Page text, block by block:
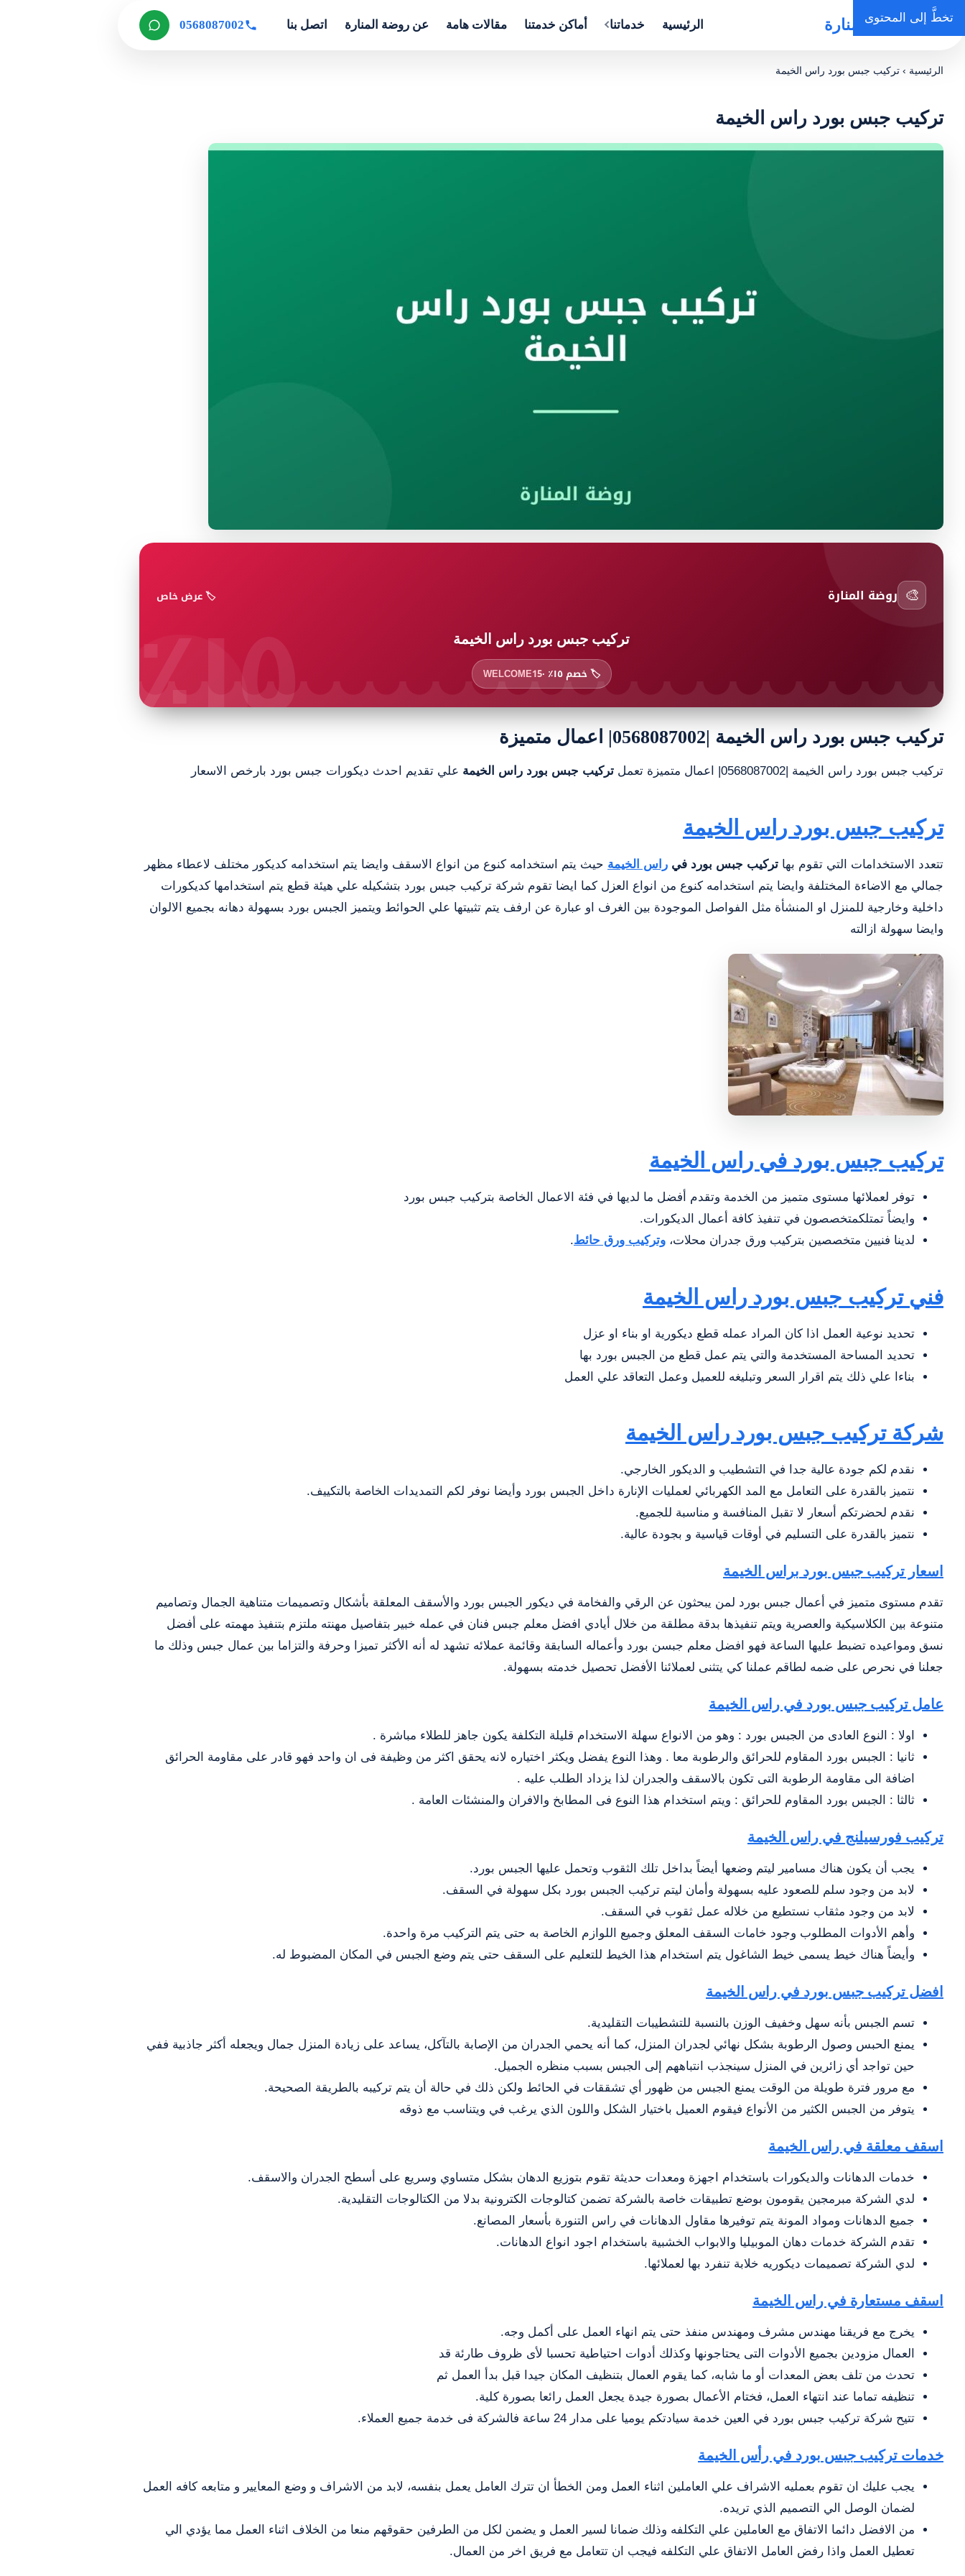
تخطَّ إلى المحتوى
روضة المنارة الرئيسية خدماتنا أماكن خدمتنا مقالات هامة عن روضة المنارة اتصل بنا 0568087002
الرئيسية › تركيب جبس بورد راس الخيمة
تركيب جبس بورد راس الخيمة
١٥٪ 🎨 روضة المنارة 🏷️ عرض خاص
تركيب جبس بورد راس الخيمة
🏷️ خصم ١٥٪ · WELCOME15
تركيب جبس بورد راس الخيمة |0568087002| اعمال متميزة
تركيب جبس بورد راس الخيمة |0568087002| اعمال متميزة تعمل تركيب جبس بورد راس الخيمة علي تقديم احدث ديكورات جبس بورد بارخص الاسعار
تركيب جبس بورد راس الخيمة
تتعدد الاستخدامات التي تقوم بها تركيب جبس بورد في راس الخيمة حيث يتم استخدامه كنوع من انواع الاسقف وايضا يتم استخدامه كديكور مختلف لاعطاء مظهر
جمالي مع الاضاءة المختلفة وايضا يتم استخدامه كنوع من انواع العزل كما ايضا تقوم شركة تركيب جبس بورد بتشكيله علي هيئة قطع يتم استخدامها كديكورات
داخلية وخارجية للمنزل او المنشأة مثل الفواصل الموجودة بين الغرف او عبارة عن ارفف يتم تثبيتها علي الحوائط ويتميز الجبس بورد بسهولة دهانه بجميع الالوان
وايضا سهولة ازالته
تركيب جبس بورد في راس الخيمة
توفر لعملائها مستوى متميز من الخدمة وتقدم أفضل ما لديها في فئة الاعمال الخاصة بتركيب جبس بورد
وايضاً تمتلكمتخصصون في تنفيذ كافة أعمال الديكورات.
لدينا فنيين متخصصين بتركيب ورق جدران محلات، وتركيب ورق حائط.
فنيتركيب جبس بورد راس الخيمة
تحديد نوعية العمل اذا كان المراد عمله قطع ديكورية او بناء او عزل
تحديد المساحة المستخدمة والتي يتم عمل قطع من الجبس بورد بها
بناءا علي ذلك يتم اقرار السعر وتبليغه للعميل وعمل التعاقد علي العمل
شركة تركيب جبس بورد راس الخيمة
نقدم لكم جودة عالية جدا في التشطيب و الديكور الخارجي.
نتميز بالقدرة على التعامل مع المد الكهربائي لعمليات الإنارة داخل الجبس بورد وأيضا نوفر لكم التمديدات الخاصة بالتكييف.
نقدم لحضرتكم أسعار لا تقبل المنافسة و مناسبة للجميع.
نتميز بالقدرة على التسليم في أوقات قياسية و بجودة عالية.
اسعار تركيب جبس بورد براس الخيمة
تقدم مستوى متميز في أعمال جبس بورد لمن يبحثون عن الرقي والفخامة في ديكور الجبس بورد والأسقف المعلقة بأشكال وتصميمات متناهية الجمال وتصاميم
متنوعة بين الكلاسيكية والعصرية ويتم تنفيذها بدقة مطلقة من خلال أيادي افضل معلم جبس فنان في عمله خبير بتفاصيل مهنته ملتزم بتنفيذ مهمته على أفضل
نسق ومواعيده تضبط عليها الساعة فهو افضل معلم جبسن بورد وأعماله السابقة وقائمة عملائه تشهد له أنه الأكثر تميزا وحرفة والتزاما بين عمال جبس وذلك ما
جعلنا في نحرص على ضمه لطاقم عملنا كي يتثنى لعملائنا الأفضل تحصيل خدمته بسهولة.
عامل تركيب جبس بورد في راس الخيمة
اولا : النوع العادى من الجبس بورد : وهو من الانواع سهلة الاستخدام قليلة التكلفة يكون جاهز للطلاء مباشرة .
ثانيا : الجبس بورد المقاوم للحرائق والرطوبة معا . وهذا النوع يفضل ويكثر اختياره لانه يحقق اكثر من وظيفة فى ان واحد فهو قادر على مقاومة الحرائق
اضافة الى مقاومة الرطوبة التى تكون بالاسقف والجدران لذا يزداد الطلب عليه .
ثالثا : الجبس بورد المقاوم للحرائق : ويتم استخدام هذا النوع فى المطابخ والافران والمنشئات العامة .
تركيب فورسيلنج في راس الخيمة
يجب أن يكون هناك مسامير ليتم وضعها أيضاً بداخل تلك الثقوب وتحمل عليها الجبس بورد.
لابد من وجود سلم للصعود عليه بسهولة وأمان ليتم تركيب الجبس بورد بكل سهولة في السقف.
لابد من وجود مثقاب نستطيع من خلاله عمل ثقوب في السقف.
وأهم الأدوات المطلوب وجود خامات السقف المعلق وجميع اللوازم الخاصة به حتى يتم التركيب مرة واحدة.
وأيضاً هناك خيط يسمى خيط الشاغول يتم استخدام هذا الخيط للتعليم على السقف حتى يتم وضع الجبس في المكان المضبوط له.
افضل تركيب جبس بورد في راس الخيمة
تسم الجبس بأنه سهل وخفيف الوزن بالنسبة للتشطيبات التقليدية.
يمنع الحبس وصول الرطوبة بشكل نهائي لجدران المنزل، كما أنه يحمي الجدران من الإصابة بالتآكل، يساعد على زيادة المنزل جمال ويجعله أكثر جاذبية ففي
حين تواجد أي زائرين في المنزل سينجذب انتباههم إلى الجبس بسبب منظره الجميل.
مع مرور فترة طويلة من الوقت يمنع الجبس من ظهور أي تشققات في الحائط ولكن ذلك في حالة أن يتم تركيبه بالطريقة الصحيحة.
يتوفر من الجبس الكثير من الأنواع فيقوم العميل باختيار الشكل واللون الذي يرغب في ويتناسب مع ذوقه
اسقف معلقة في راس الخيمة
خدمات الدهانات والديكورات باستخدام اجهزة ومعدات حديثة تقوم بتوزيع الدهان بشكل متساوي وسريع على أسطح الجدران والاسقف.
لدي الشركة مبرمجين يقومون بوضع تطبيقات خاصة بالشركة تضمن كتالوجات الكترونية بدلا من الكتالوجات التقليدية.
جميع الدهانات ومواد المونة يتم توفيرها مقاول الدهانات في راس التنورة بأسعار المصانع.
تقدم الشركة خدمات دهان الموبيليا والابواب الخشبية باستخدام اجود انواع الدهانات.
لدي الشركة تصميمات ديكوريه خلابة تنفرد بها لعملائها.
اسقف مستعارة في راس الخيمة
يخرج مع فريقنا مهندس مشرف ومهندس منفذ حتى يتم انهاء العمل على أكمل وجه.
العمال مزودين بجميع الأدوات التى يحتاجونها وكذلك أدوات احتياطية تحسبا لأى ظروف طارئة قد
تحدث من تلف بعض المعدات أو ما شابه، كما يقوم العمال بتنظيف المكان جيدا قبل بدأ العمل ثم
تنظيفه تماما عند انتهاء العمل، فختام الأعمال بصورة جيدة يجعل العمل رائعا بصورة كلية.
تتيح شركة تركيب جبس بورد في العين خدمة سيادتكم يوميا على مدار 24 ساعة فالشركة فى خدمة جميع العملاء.
خدمات تركيب جبس بورد في رأس الخيمة
يجب عليك ان تقوم بعمليه الاشراف علي العاملين اثناء العمل ومن الخطأ ان تترك العامل يعمل بنفسه، لابد من الاشراف و وضع المعايير و متابعه كافه العمل
لضمان الوصل الي التصميم الذي تريده.
من الافضل دائما الاتفاق مع العاملين علي التكلفه وذلك ضمانا لسير العمل و يضمن لكل من الطرفين حقوقهم منعا من الخلاف اثناء العمل مما يؤدي الي
تعطيل العمل واذا رفض العامل الاتفاق علي التكلفه فيجب ان تتعامل مع فريق اخر من العمال.